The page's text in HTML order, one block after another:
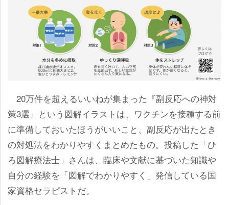
20万件を超えるいいねが集まった『副反応への神対
策3選』という図解イラストは、ワクチンを接種する前
に準備しておいたほうがいいこと、副反応が出たとき
の対処法をわかりやすくまとめたもの。投稿した「ひ
ろ図解療法士」さんは、臨床や文献に基づいた知識
自分の経験を「図解でわかりやすく」発信している国
家資格セラピストだ。